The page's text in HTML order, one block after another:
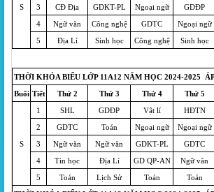
S 3 CĐ Địa GDKT-PL Ngoại ngữ GDĐP
4
Ngữ văn Công nghệ GDTC Ngoại ngữ
5
Địa Lí Sinh học Công nghệ Sinh học
THỜI KHÓA BIỂU LỚP 11A12 NĂM HỌC 2024-2025
Buổi Tiết Thứ 2 Thứ 3 Thứ 4 Thứ 5
S
1 SHL GDĐP Vật lí HĐTN
2
GDTC Toán Ngoại ngữ Ngoại ngữ
3
Ngữ văn Ngữ văn GDKT-PL GDTC
4
Tin học Địa Lí GD QP-AN Ngữ văn
5
Toán Lịch Sử Toán Toán